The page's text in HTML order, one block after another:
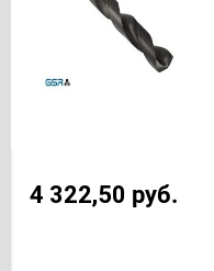
4 322,50 руб.